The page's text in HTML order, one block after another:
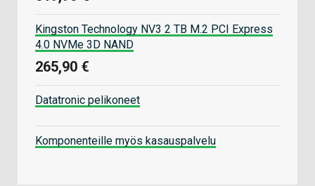
Kingston Technology NV3 2 TB M.2 PCI Express
4.0 NVMe 3D NAND
265,90 €
Datatronic pelikoneet
Komponenteille myös kasauspalvelu